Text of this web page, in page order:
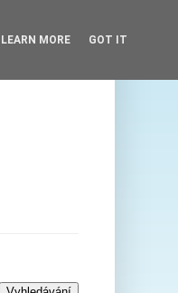
LEARN MORE GOT IT